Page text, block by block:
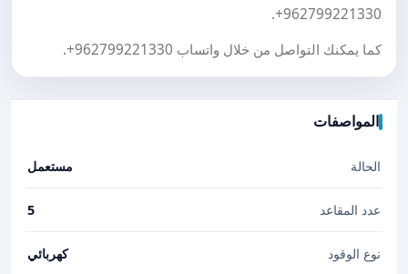
+962799221330
.
كما يمكنك التواصل من خلال واتساب +962799221330
.
المواصفات
الحالة مستعمل
عدد المقاعد 5
نوع الوقود كهربائي